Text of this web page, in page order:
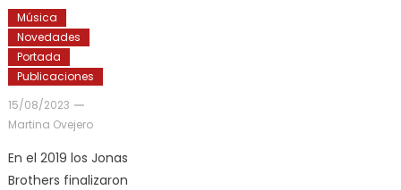
Música
Novedades
Portada
Publicaciones
15/08/2023
Martina Ovejero
En el 2019 los Jonas
Brothers finalizaron